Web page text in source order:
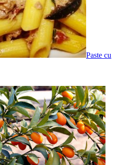
Paste cu